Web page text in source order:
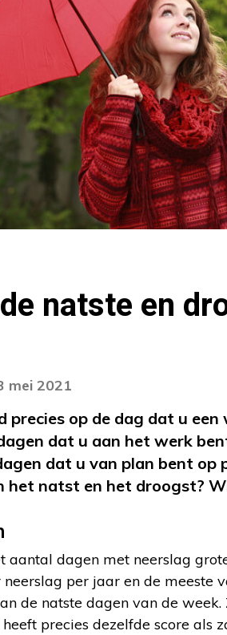
natste en
mei 2021
precies op de dag dat u
dat u aan het werk
dat u van plan bent op
het natst en het droogst?
aantal dagen met neerslag
per jaar en de meeste
de natste dagen van de
precies dezelfde score